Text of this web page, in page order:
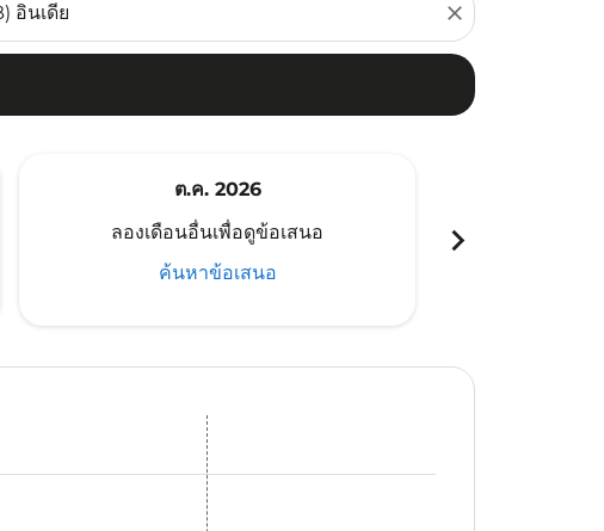
close
ต.ค. 2026
ลองเดือนอื่นเพื่อดูข้อเสนอ
ค้นหาข้อเสนอ
chevron_right
disclaimer. ค้นหาข้อเสนอ
offers-disclaimer. ค้นหาข้อเสนอ
view-offers-disclaimer. ค้นหาข้อเสนอ
cmp-view-offers-disclaimer. ค้นหาข้อเสนอ
cmp-view-offers-disclaimer. ค้นหาข้อเสนอ
cmp-view-offers-disclaimer. ค้นหาข้อเสนอ
SWA–CJB: cmp-view-offers-disclaimer. ค้นหาข้อเสนอ
SWA–CJB: cmp-view-offers-disclaimer. ค้นหาข้อเสนอ
SWA–CJB: cmp-view-offers-disclaimer. ค้นหาข้อเสนอ
SWA–CJB: cmp-view-offers-disclaimer. ค้นหาข้อเสนอ
SWA–CJB: cmp-view-offers-disclaimer. ค้นหาข้อเ